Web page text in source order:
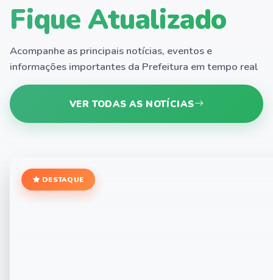
Fique Atualizado
Acompanhe as principais notícias, eventos e
informações importantes da Prefeitura em tempo real
VER TODAS AS NOTÍCIAS
DESTAQUE